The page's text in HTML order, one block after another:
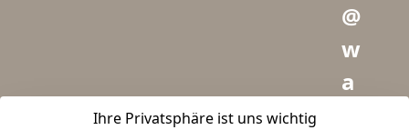
Ihre Privatsphäre ist uns wichtig
@
w
a